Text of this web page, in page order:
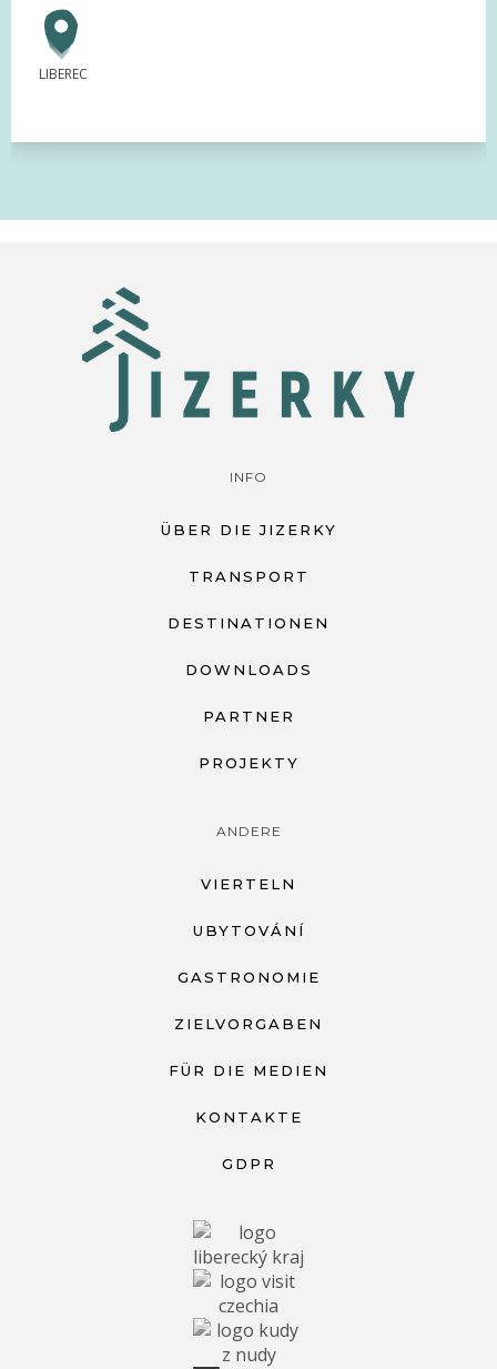
LIBEREC
INFO
ÜBER DIE JIZERKY
TRANSPORT
DESTINATIONEN
DOWNLOADS
PARTNER
PROJEKTY
ANDERE
VIERTELN
UBYTOVÁNÍ
GASTRONOMIE
ZIELVORGABEN
FÜR DIE MEDIEN
KONTAKTE
GDPR